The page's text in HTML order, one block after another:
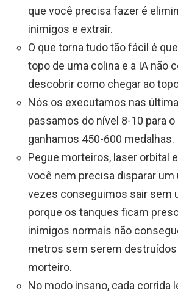
que você precisa fazer é
inimigos e extrair.
O que torna tudo tão fácil é
topo de uma colina e a IA não
descobrir como chegar ao
Nós os executamos nas
passamos do nível 8-10 para o
ganhamos 450-600 medalhas.
Pegue morteiros, laser orbital
você nem precisa disparar um
vezes conseguimos sair sem
porque os tanques ficam
inimigos normais não
metros sem serem
morteiro.
No modo insano, cada corrida